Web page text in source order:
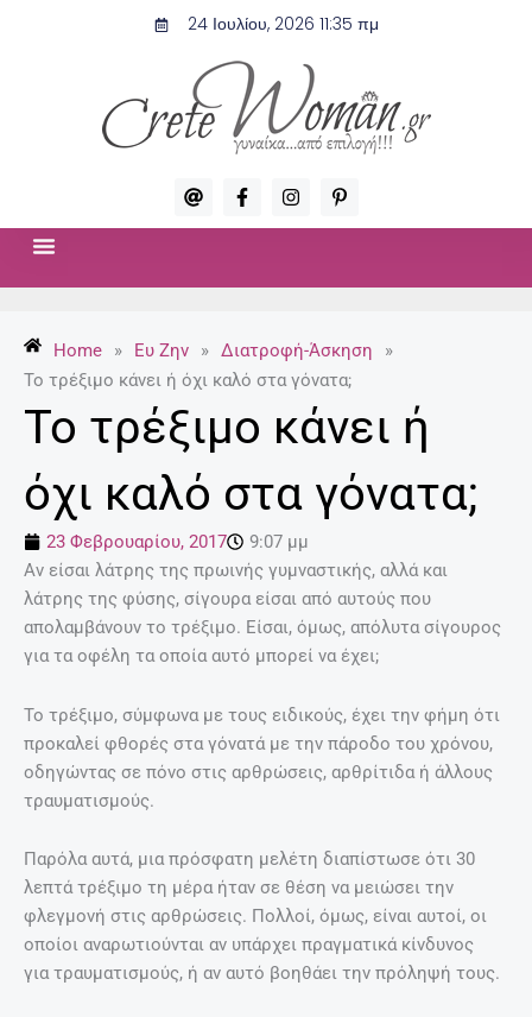
24 Ιουλίου, 2026 11:35 πμ
A
t
F
a
c
f
I
n
s
m
P
i
n
-
p
Home » Ευ Ζην » Διατροφή-Άσκηση
»
Το τρέξιμο κάνει ή όχι καλό στα γόνατα;
Το τρέξιμο κάνει ή
όχι καλό στα γόνατα;
23 Φεβρουαρίου, 2017
9:07 μμ
Αν είσαι λάτρης της πρωινής γυμναστικής, αλλά και
λάτρης της φύσης, σίγουρα είσαι από αυτούς που
απολαμβάνουν το τρέξιμο. Είσαι, όμως, απόλυτα σίγουρος
για τα οφέλη τα οποία αυτό μπορεί να έχει;
Το τρέξιμο, σύμφωνα με τους ειδικούς, έχει την φήμη ότι
προκαλεί φθορές στα γόνατά με την πάροδο του χρόνου,
οδηγώντας σε πόνο στις αρθρώσεις, αρθρίτιδα ή άλλους
τραυματισμούς.
Παρόλα αυτά, μια πρόσφατη μελέτη διαπίστωσε ότι 30
λεπτά τρέξιμο τη μέρα ήταν σε θέση να μειώσει την
φλεγμονή στις αρθρώσεις. Πολλοί, όμως, είναι αυτοί, οι
οποίοι αναρωτιούνται αν υπάρχει πραγματικά κίνδυνος
για τραυματισμούς, ή αν αυτό βοηθάει την πρόληψή τους.